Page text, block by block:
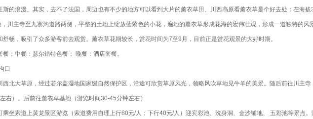
斯的浪漫。其实，去不了法国，周边也有不少的地方可以看到大片的薰衣草田。川西高原看薰衣草是个好去处：在海
川主寺至九寨沟道路两侧，平整的土地上绽放蓝紫色的小花，遍地的薰衣草形成花海的宏伟壮观，形成一道独特的
舒畅，吸引了众多游客前去观赏。薰衣草花期较长，赏花时间为7至9月，目前正是赏花观景的大好时期。
餐；中餐：瑟尔错特色餐； 晚餐：酒店套餐。
口
西北大草原，经过若尔盖湿地国家级自然保护区，沿途可欣赏草原风光，领略风吹草地见牛羊的美景。随后前往川主
右）。后前往薰衣草基地（游览时间30-45分钟左右）
乘坐索道上黄龙景区游览（索道费用自理上行80元/人；下行40元/人）迎宾彩池、洗身洞、金沙铺地、 五彩池等景点